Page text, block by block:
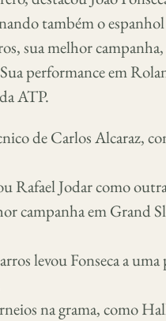
também o espanhol
sua melhor
performance em
ATP.
de Carlos Alcaraz,
Rafael Jodar como
campanha em Grand
levou Fonseca a
na grama, como